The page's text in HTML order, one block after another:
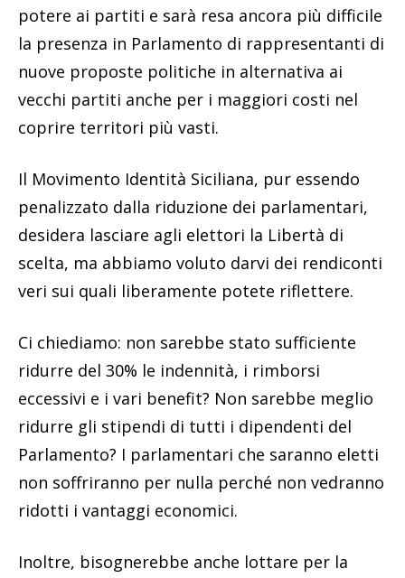
potere ai partiti e sarà resa ancora più difficile
la presenza in Parlamento di rappresentanti di
nuove proposte politiche in alternativa ai
vecchi partiti anche per i maggiori costi nel
coprire territori più vasti.
Il Movimento Identità Siciliana, pur essendo
penalizzato dalla riduzione dei parlamentari,
desidera lasciare agli elettori la Libertà di
scelta, ma abbiamo voluto darvi dei rendiconti
veri sui quali liberamente potete riflettere.
Ci chiediamo: non sarebbe stato sufficiente
ridurre del 30% le indennità, i rimborsi
eccessivi e i vari benefit? Non sarebbe meglio
ridurre gli stipendi di tutti i dipendenti del
Parlamento? I parlamentari che saranno eletti
non soffriranno per nulla perché non vedranno
ridotti i vantaggi economici.
Inoltre, bisognerebbe anche lottare per la